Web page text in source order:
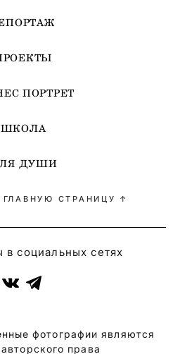
ПОРТРЕТ
ШКОЛА
ДУШИ
ГЛАВНУЮ СТРАНИЦУ ↑
в социальных сетях
фотографии являются
права